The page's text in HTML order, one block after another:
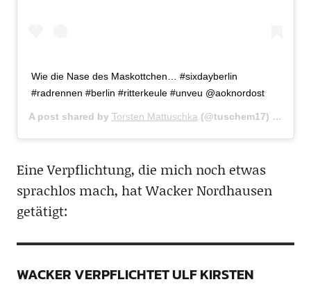
Wie die Nase des Maskottchen… #sixdayberlin
#radrennen #berlin #ritterkeule #unveu @aoknordost
A post shared by Torsten Mattuschka (@tuschem17) on
Eine Verpflichtung, die mich noch etwas
sprachlos mach, hat Wacker Nordhausen
getätigt:
WACKER VERPFLICHTET ULF KIRSTEN